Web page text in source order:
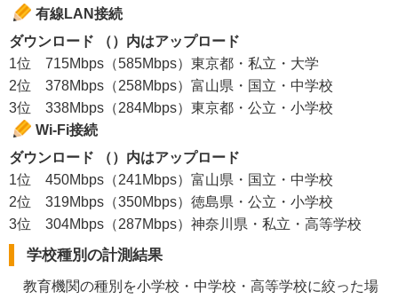
有線LAN接続
ダウンロード （）内はアップロード
1位 715Mbps（585Mbps）東京都・私立・大学
2位 378Mbps（258Mbps）富山県・国立・中学校
3位 338Mbps（284Mbps）東京都・公立・小学校
Wi-Fi接続
ダウンロード （）内はアップロード
1位 450Mbps（241Mbps）富山県・国立・中学校
2位 319Mbps（350Mbps）徳島県・公立・小学校
3位 304Mbps（287Mbps）神奈川県・私立・高等学校
学校種別の計測結果
教育機関の種別を小学校・中学校・高等学校に絞った場